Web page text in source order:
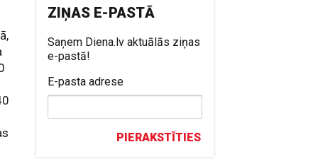
ZIŅAS E-PASTĀ
Saņem Diena.lv aktuālās ziņas
e-pastā!
E-pasta adrese
PIERAKSTĪTIES